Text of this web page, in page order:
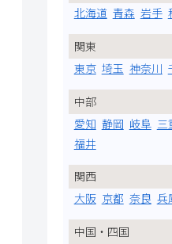
北海道 青森 岩手
関東
東京 埼玉 神奈川
中部
愛知 静岡 岐阜 三
福井
関西
大阪 京都 奈良 兵
中国・四国